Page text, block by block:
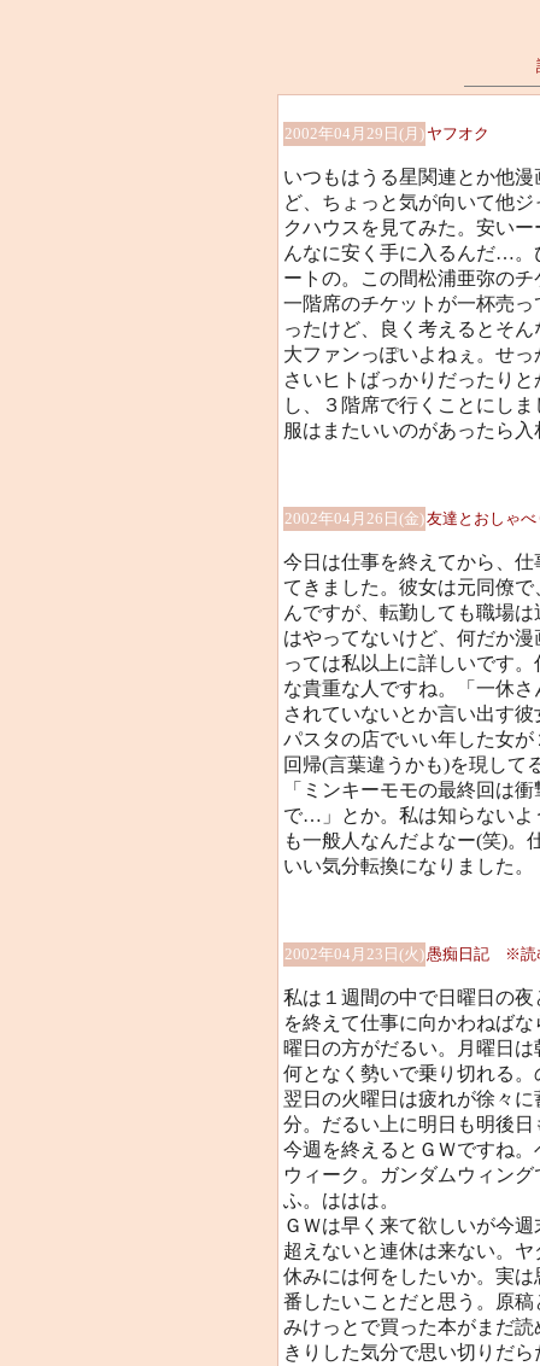
2002年04月29日(月) ヤフオク
いつもはうる星関連とか他
ど、ちょっと気が向いて他
クハウスを見てみた。安い
んなに安く手に入るんだ…。
ートの。この間松浦亜弥の
一階席のチケットが一杯売
ったけど、良く考えるとそ
大ファンっぽいよねぇ。せ
さいヒトばっかりだったり
し、３階席で行くことにし
服はまたいいのがあったら
2002年04月26日(金)友達とおしゃべ
今日は仕事を終えてから、
てきました。彼女は元同僚
んですが、転勤しても職場
はやってないけど、何だか
っては私以上に詳しいです
な貴重な人ですね。「一休
されていないとか言い出す
パスタの店でいい年した女
回帰(言葉違うかも)を現して
「ミンキーモモの最終回は
で…」とか。私は知らないよ
も一般人なんだよなー(笑)。
いい気分転換になりました。
2002年04月23日(火)愚痴日記 ※読
私は１週間の中で日曜日の
を終えて仕事に向かわねば
曜日の方がだるい。月曜日
何となく勢いで乗り切れる
翌日の火曜日は疲れが徐々
分。だるい上に明日も明後
今週を終えるとＧＷですね
ウィーク。ガンダムウィン
ふ。ははは。
ＧＷは早く来て欲しいが今
超えないと連休は来ない。
休みには何をしたいか。実
番したいことだと思う。原
みけっとで買った本がまだ
きりした気分で思い切りだ